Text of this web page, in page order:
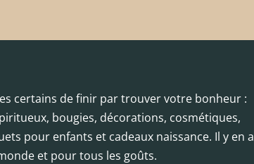
certains de finir par trouver votre bonheur :
bougies, décorations, cosmétiques,
pour enfants et cadeaux naissance. Il y en a
et pour tous les goûts.